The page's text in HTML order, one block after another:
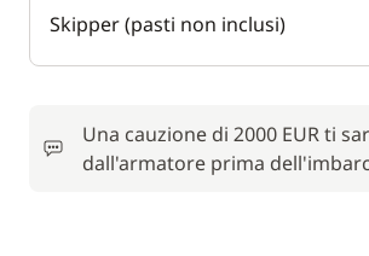
Skipper (pasti non inclusi)
Una cauzione di 2000 EUR ti
dall'armatore prima